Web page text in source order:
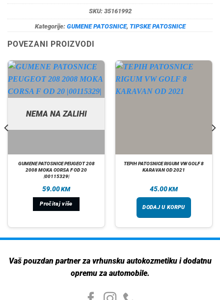
SKU: 35161992
Kategorije: GUMENE PATOSNICE, TIPSKE PATOSNICE
POVEZANI PROIZVODI
NEMA NA ZALIHI
GUMENE PATOSNICE PEUGEOT 208
2008 MOKA CORSA F OD 20
|00115329|
59.00KM
Pročitaj više
TEPIH PATOSNICE RIGUM VW GOLF 8
KARAVAN OD 2021
45.00KM
DODAJ U KORPU
Vaš pouzdan partner za vrhunsku autokozmetiku i dodatnu
opremu za automobile.